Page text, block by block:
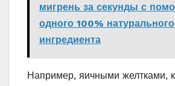
мигрень за секунды с
одного 100% натурального
ингредиента
Например, яичными желтками,